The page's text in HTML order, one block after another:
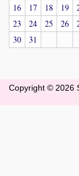
16
17 18 19
23
24 25 26
30
31
Copyright © 2026